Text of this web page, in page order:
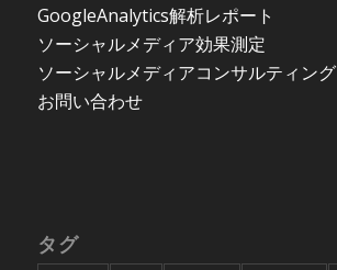
GoogleAnalytics解析レポート
ソーシャルメディア効果測定
ソーシャルメディアコンサルティング
お問い合わせ
タグ